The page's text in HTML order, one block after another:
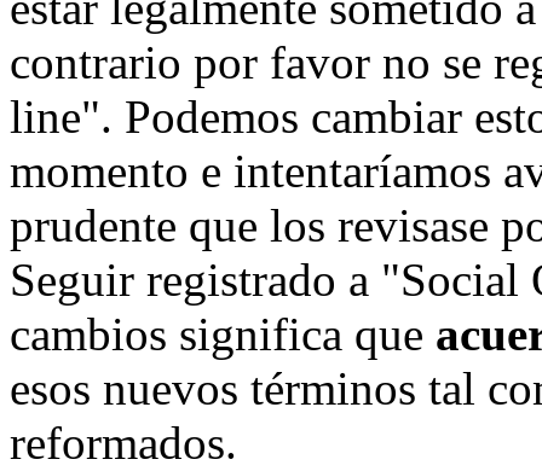
contrario por favor no se
line". Podemos cambiar
momento e intentaríamos
prudente que los revisase
Seguir registrado a "Social
cambios significa que
esos nuevos términos tal
reformados.